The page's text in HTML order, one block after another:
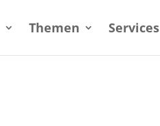
Themen Services